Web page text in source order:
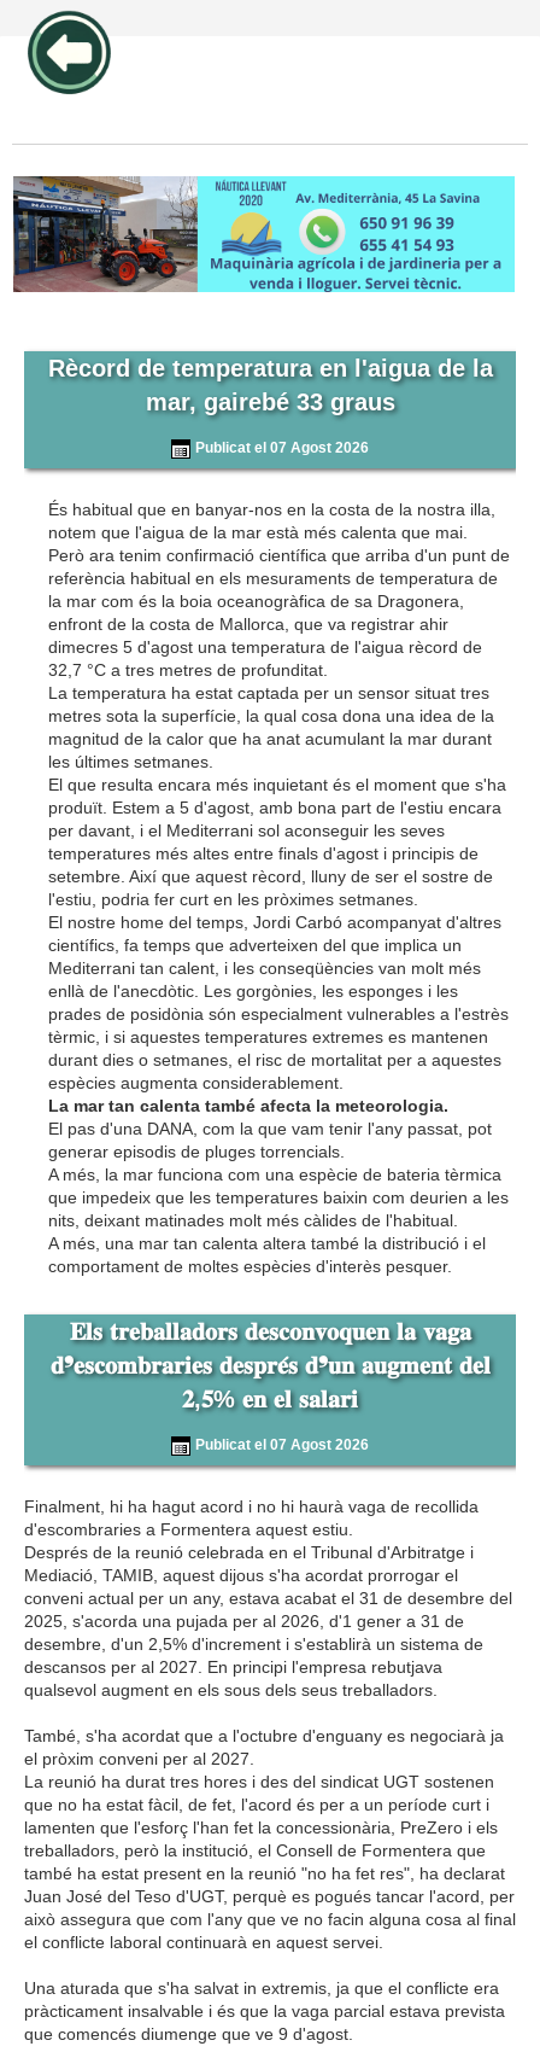
Rècord de temperatura en l'aigua de la
mar, gairebé 33 graus
Publicat el 07 Agost 2026
És habitual que en banyar-nos en la costa de la nostra illa,
notem que l'aigua de la mar està més calenta que mai.
Però ara tenim confirmació científica que arriba d'un punt de
referència habitual en els mesuraments de temperatura de
la mar com és la boia oceanogràfica de sa Dragonera,
enfront de la costa de Mallorca, que va registrar ahir
dimecres 5 d'agost una temperatura de l'aigua rècord de
32,7 °C a tres metres de profunditat.
La temperatura ha estat captada per un sensor situat tres
metres sota la superfície, la qual cosa dona una idea de la
magnitud de la calor que ha anat acumulant la mar durant
les últimes setmanes.
El que resulta encara més inquietant és el moment que s'ha
produït. Estem a 5 d'agost, amb bona part de l'estiu encara
per davant, i el Mediterrani sol aconseguir les seves
temperatures més altes entre finals d'agost i principis de
setembre. Així que aquest rècord, lluny de ser el sostre de
l'estiu, podria fer curt en les pròximes setmanes.
El nostre home del temps, Jordi Carbó acompanyat d'altres
científics, fa temps que adverteixen del que implica un
Mediterrani tan calent, i les conseqüències van molt més
enllà de l'anecdòtic. Les gorgònies, les esponges i les
prades de posidònia són especialment vulnerables a l'estrès
tèrmic, i si aquestes temperatures extremes es mantenen
durant dies o setmanes, el risc de mortalitat per a aquestes
espècies augmenta considerablement.
La mar tan calenta també afecta la meteorologia.
El pas d'una DANA, com la que vam tenir l'any passat, pot
generar episodis de pluges torrencials.
A més, la mar funciona com una espècie de bateria tèrmica
que impedeix que les temperatures baixin com deurien a les
nits, deixant matinades molt més càlides de l'habitual.
A més, una mar tan calenta altera també la distribució i el
comportament de moltes espècies d'interès pesquer.
𝐄𝐥𝐬 𝐭𝐫𝐞𝐛𝐚𝐥𝐥𝐚𝐝𝐨𝐫𝐬 𝐝𝐞𝐬𝐜𝐨𝐧𝐯𝐨𝐪𝐮𝐞𝐧 𝐥𝐚 𝐯𝐚𝐠𝐚
𝐝❜𝐞𝐬𝐜𝐨𝐦𝐛𝐫𝐚𝐫𝐢𝐞𝐬 𝐝𝐞𝐬𝐩𝐫𝐞́𝐬 𝐝❜𝐮𝐧 𝐚𝐮𝐠𝐦𝐞𝐧𝐭 𝐝𝐞𝐥
𝟐,𝟓% 𝐞𝐧 𝐞𝐥 𝐬𝐚𝐥𝐚𝐫𝐢
Publicat el 07 Agost 2026
Finalment, hi ha hagut acord i no hi haurà vaga de recollida
d'escombraries a Formentera aquest estiu.
Després de la reunió celebrada en el Tribunal d'Arbitratge i
Mediació, TAMIB, aquest dijous s'ha acordat prorrogar el
conveni actual per un any, estava acabat el 31 de desembre del
2025, s'acorda una pujada per al 2026, d'1 gener a 31 de
desembre, d'un 2,5% d'increment i s'establirà un sistema de
descansos per al 2027. En principi l'empresa rebutjava
qualsevol augment en els sous dels seus treballadors.
També, s'ha acordat que a l'octubre d'enguany es negociarà ja
el pròxim conveni per al 2027.
La reunió ha durat tres hores i des del sindicat UGT sostenen
que no ha estat fàcil, de fet, l'acord és per a un període curt i
lamenten que l'esforç l'han fet la concessionària, PreZero i els
treballadors, però la institució, el Consell de Formentera que
també ha estat present en la reunió "no ha fet res", ha declarat
Juan José del Teso d'UGT, perquè es pogués tancar l'acord, per
això assegura que com l'any que ve no facin alguna cosa al final
el conflicte laboral continuarà en aquest servei.
Una aturada que s'ha salvat in extremis, ja que el conflicte era
pràcticament insalvable i és que la vaga parcial estava prevista
que comencés diumenge que ve 9 d'agost.